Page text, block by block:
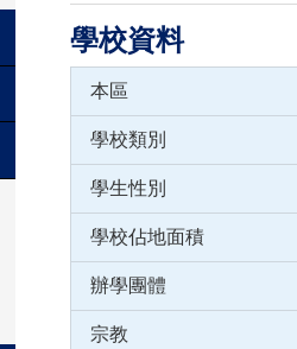
學校資料
本區
學校類別
學生性別
學校佔地面積
辦學團體
宗教